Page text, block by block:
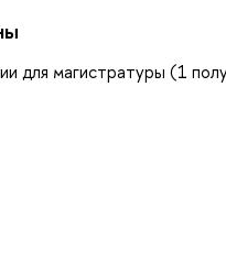
для магистратуры (1